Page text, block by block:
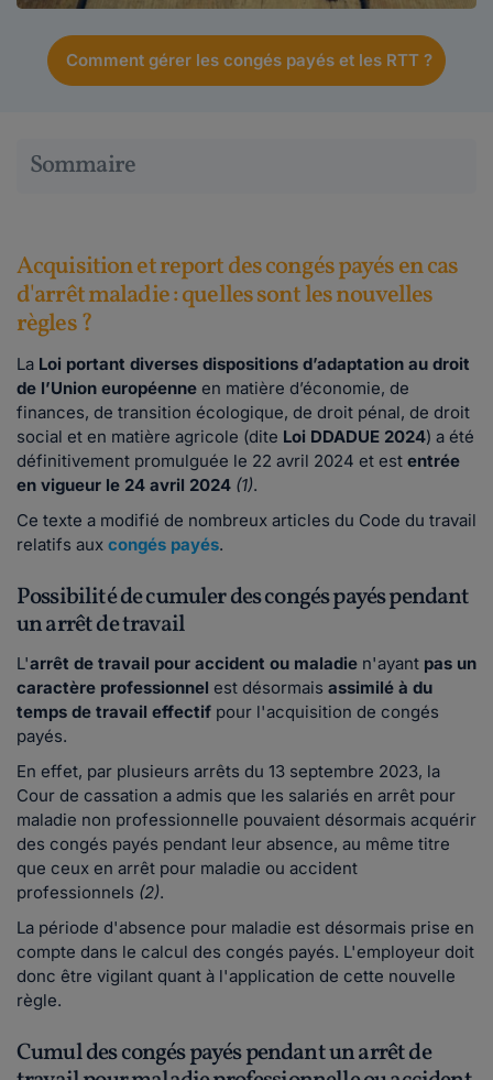
Comment gérer les congés payés et les RTT ?
Sommaire
Acquisition et report des congés payés en cas
d'arrêt maladie : quelles sont les nouvelles
règles ?
La Loi portant diverses dispositions d’adaptation au droit
de l’Union européenne en matière d’économie, de
finances, de transition écologique, de droit pénal, de droit
social et en matière agricole (dite Loi DDADUE 2024) a été
définitivement promulguée le 22 avril 2024 et est entrée
en vigueur le 24 avril 2024 (1).
Ce texte a modifié de nombreux articles du Code du travail
relatifs aux congés payés.
Possibilité de cumuler des congés payés pendant
un arrêt de travail
L'arrêt de travail pour accident ou maladie n'ayant pas un
caractère professionnel est désormais assimilé à du
temps de travail effectif pour l'acquisition de congés
payés.
En effet, par plusieurs arrêts du 13 septembre 2023, la
Cour de cassation a admis que les salariés en arrêt pour
maladie non professionnelle pouvaient désormais acquérir
des congés payés pendant leur absence, au même titre
que ceux en arrêt pour maladie ou accident
professionnels (2).
La période d'absence pour maladie est désormais prise en
compte dans le calcul des congés payés. L'employeur doit
donc être vigilant quant à l'application de cette nouvelle
règle.
Cumul des congés payés pendant un arrêt de